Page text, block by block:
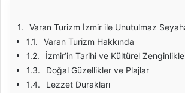
Varan Turizm İzmir ile Unutulmaz
Varan Turizm Hakkında
İzmir’in Tarihi ve Kültürel
Doğal Güzellikler ve Plajlar
Lezzet Durakları